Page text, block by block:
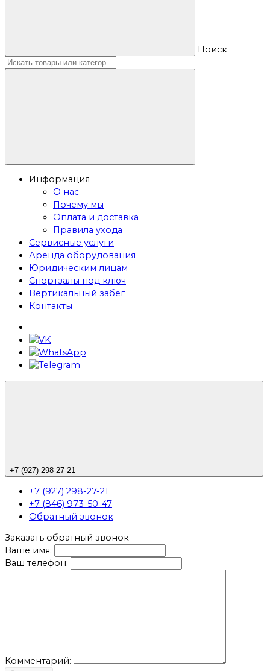
Поиск
Информация
О нас
Почему мы
Оплата и доставка
Правила ухода
Сервисные услуги
Аренда оборудования
Юридическим лицам
Спортзалы под ключ
Вертикальный забег
Контакты
+7 (927) 298-27-21
+7 (927) 298-27-21
+7 (846) 973-50-47
Обратный звонок
Заказать обратный звонок
Ваше имя:
Ваш телефон:
Комментарий: